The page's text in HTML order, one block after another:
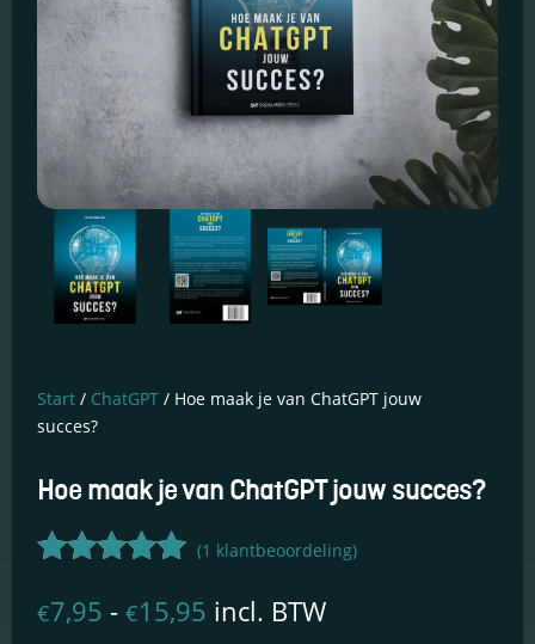
Start / ChatGPT / Hoe maak je van ChatGPT jouw
succes?
Hoe maak je van ChatGPT jouw succes?
5.00op 5
(1 klantbeoordeling)
€7,95 - €15,95 Prijsklasse:
incl. BTW
Essentiële Cookies
mogelijk, zoals
identiteitscontrole
en netwerkbeheer.
kunnen niet worden
uitgeschakeld.